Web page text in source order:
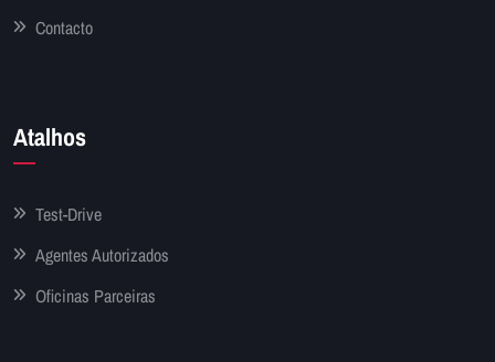
Contacto
Atalhos
Test-Drive
Agentes Autorizados
Oficinas Parceiras